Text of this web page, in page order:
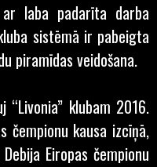
laba padarīta darba
sistēmā ir pabeigta
piramīdas veidošana.
klubam 2016.
kausa izcīņā,
Eiropas čempionu